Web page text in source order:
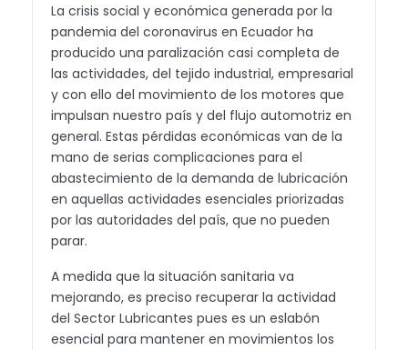
La crisis social y económica generada por la
pandemia del coronavirus en Ecuador ha
producido una paralización casi completa de
las actividades, del tejido industrial, empresarial
y con ello del movimiento de los motores que
impulsan nuestro país y del flujo automotriz en
general. Estas pérdidas económicas van de la
mano de serias complicaciones para el
abastecimiento de la demanda de lubricación
en aquellas actividades esenciales priorizadas
por las autoridades del país, que no pueden
parar.
A medida que la situación sanitaria va
mejorando, es preciso recuperar la actividad
del Sector Lubricantes pues es un eslabón
esencial para mantener en movimientos los